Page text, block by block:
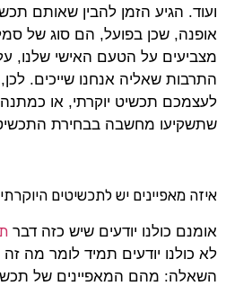
ועוד. הגיע הזמן להבין שאותם
אופנה, שכן בפועל, הם סוג של
מצביעים על הטעם האישי שלנו,
התרבות שאליה אנחנו שייכים.
לעצמכם תכשיט יוקרתי, או
שתשקיעו מחשבה בבחירת
איזה מאפיינים יש לתכשיטים
אומנם כולנו יודעים שיש כזה דבר
לא כולנו יודעים תמיד לומר מה
השאלה: מהם המאפיינים של